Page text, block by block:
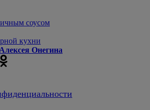
соусом
кухни
Алексея Онегина